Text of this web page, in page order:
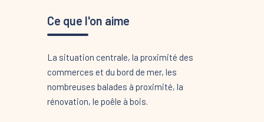
Ce que l'on aime
La situation centrale, la proximité des
commerces et du bord de mer, les
nombreuses balades à proximité, la
rénovation, le poêle à bois.